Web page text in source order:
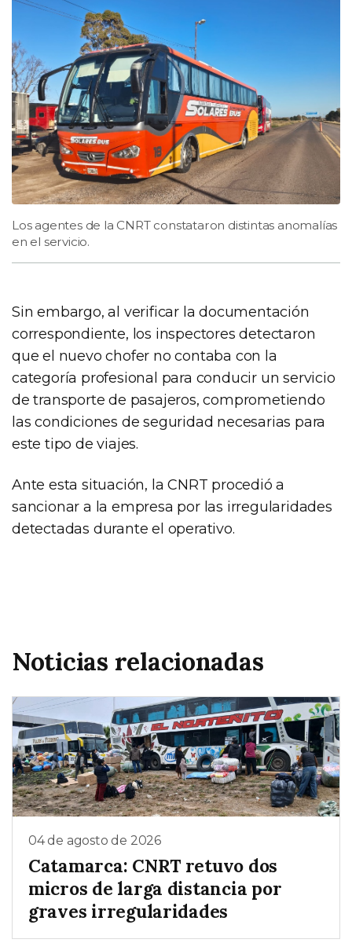
Los agentes de la CNRT constataron distintas anomalías
en el servicio.
Sin embargo, al verificar la documentación
correspondiente, los inspectores detectaron
que el nuevo chofer no contaba con la
categoría profesional para conducir un servicio
de transporte de pasajeros, comprometiendo
las condiciones de seguridad necesarias para
este tipo de viajes.
Ante esta situación, la CNRT procedió a
sancionar a la empresa por las irregularidades
detectadas durante el operativo.
Noticias relacionadas
04 de agosto de 2026
Catamarca: CNRT retuvo dos
micros de larga distancia por
graves irregularidades